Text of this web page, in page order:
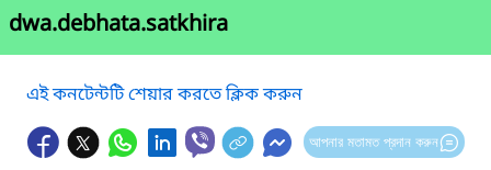
dwa.debhata.satkhira
এই কনটেন্টটি শেয়ার করতে ক্লিক করুন
আপনার মতামত প্রদান করুন